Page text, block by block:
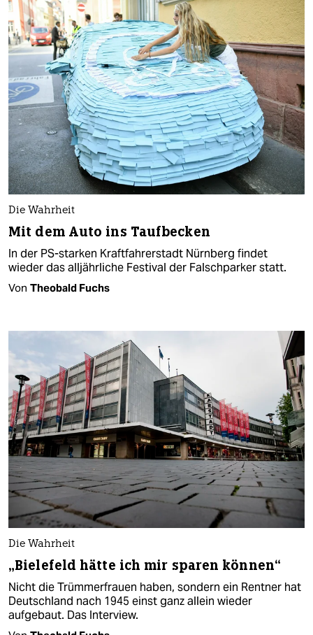
Die Wahrheit
Mit dem Auto ins Taufbecken
In der PS-starken Kraftfahrerstadt Nürnberg findet
wieder das alljährliche Festival der Falschparker statt.
Von Theobald Fuchs
Die Wahrheit
„Bielefeld hätte ich mir sparen können“
Nicht die Trümmerfrauen haben, sondern ein Rentner hat
Deutschland nach 1945 einst ganz allein wieder
aufgebaut. Das Interview.